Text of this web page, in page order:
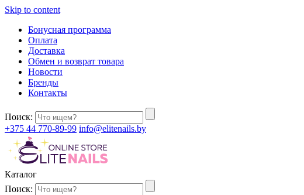
Skip to content
Бонусная программа
Оплата
Доставка
Обмен и возврат товара
Новости
Бренды
Контакты
Поиск:
+375 44 770-89-99 info@elitenails.by
Каталог
Поиск: